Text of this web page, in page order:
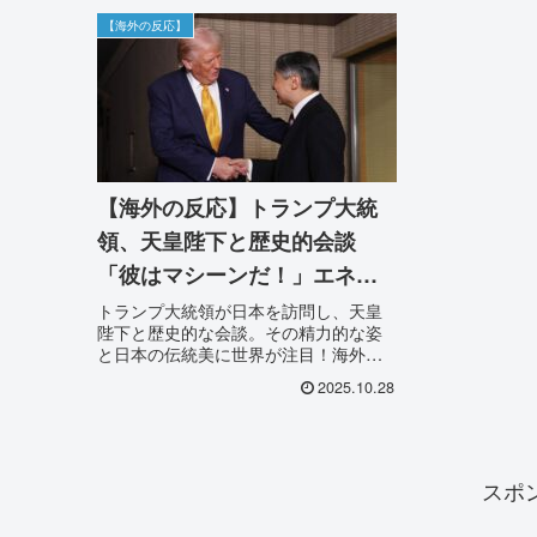
【海外の反応】
【海外の反応】トランプ大統
領、天皇陛下と歴史的会談
「彼はマシーンだ！」エネル
ギッシュな姿と日本の伝統に
世界から称賛の声
トランプ大統領が日本を訪問し、天皇
陛下と歴史的な会談。その精力的な姿
と日本の伝統美に世界が注目！海外か
人々の目にこの出来事はどう映ったの
2025.10.28
スポ